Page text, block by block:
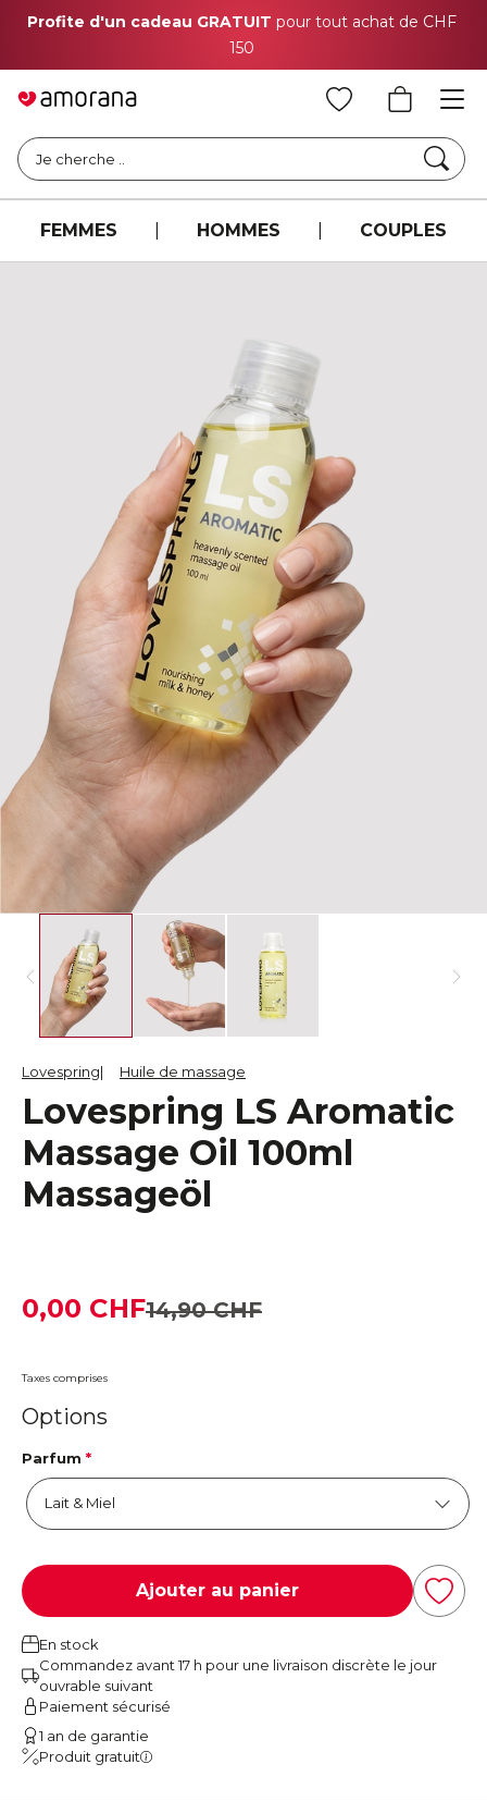
Profite d'un cadeau GRATUIT pour tout achat de CHF
150
Je cherche ..
FEMMES HOMMES COUPLES
Lovespring Huile de massage
Lovespring LS Aromatic
Massage Oil 100ml
Massageöl
14,90 CHF
0,00 CHF
Taxes comprises
Options
Parfum *
Ajouter au panier
En stock
Commandez avant 17 h pour une livraison discrète le jour
ouvrable suivant
Paiement sécurisé
1 an de garantie
Produit gratuit